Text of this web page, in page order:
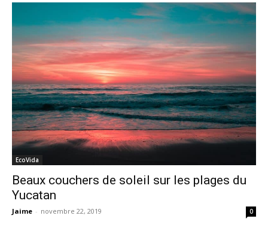
EcoVida
Beaux couchers de soleil sur les plages du
Yucatan
Jaime - novembre 22, 2019 0